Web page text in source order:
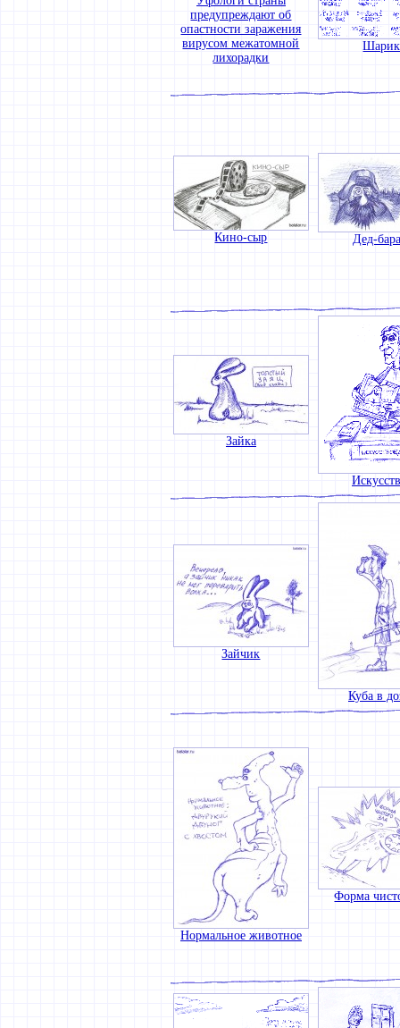
предупреждают об
опастности заражения
вирусом межатомной
лихорадки
Кино-сыр Дед-
Зайка
Зайчик
Куба в
Нормальное животное
Форма